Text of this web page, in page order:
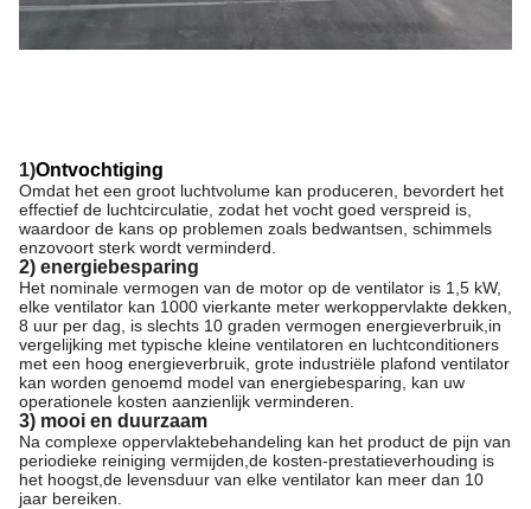
1)Ontvochtiging
Omdat het een groot luchtvolume kan produceren, bevordert het
effectief de luchtcirculatie, zodat het vocht goed verspreid is,
waardoor de kans op problemen zoals bedwantsen, schimmels
enzovoort sterk wordt verminderd.
2) energiebesparing
Het nominale vermogen van de motor op de ventilator is 1,5 kW,
elke ventilator kan 1000 vierkante meter werkoppervlakte dekken,
8 uur per dag, is slechts 10 graden vermogen energieverbruik,in
vergelijking met typische kleine ventilatoren en luchtconditioners
met een hoog energieverbruik, grote industriële plafond ventilator
kan worden genoemd model van energiebesparing, kan uw
operationele kosten aanzienlijk verminderen.
3) mooi en duurzaam
Na complexe oppervlaktebehandeling kan het product de pijn van
periodieke reiniging vermijden,de kosten-prestatieverhouding is
het hoogst,de levensduur van elke ventilator kan meer dan 10
jaar bereiken.